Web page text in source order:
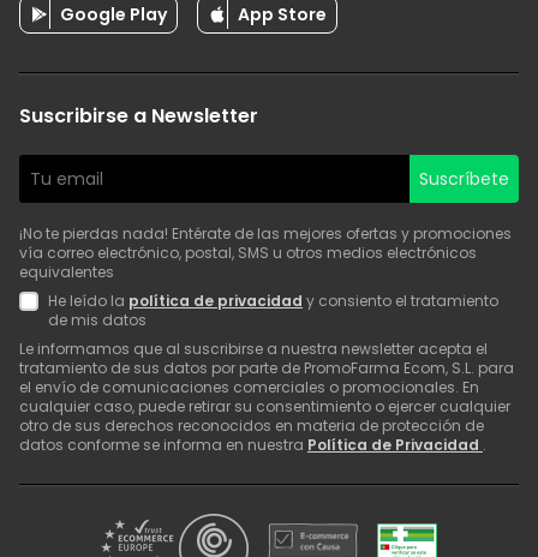
Google Play App Store
Suscribirse a Newsletter
Suscríbete
¡No te pierdas nada! Entérate de las mejores ofertas y promociones
vía correo electrónico, postal, SMS u otros medios electrónicos
equivalentes
He leído la política de privacidad y consiento el tratamiento
de mis datos
Le informamos que al suscribirse a nuestra newsletter acepta el
tratamiento de sus datos por parte de PromoFarma Ecom, S.L. para
el envío de comunicaciones comerciales o promocionales. En
cualquier caso, puede retirar su consentimiento o ejercer cualquier
otro de sus derechos reconocidos en materia de protección de
datos conforme se informa en nuestra Política de Privacidad .